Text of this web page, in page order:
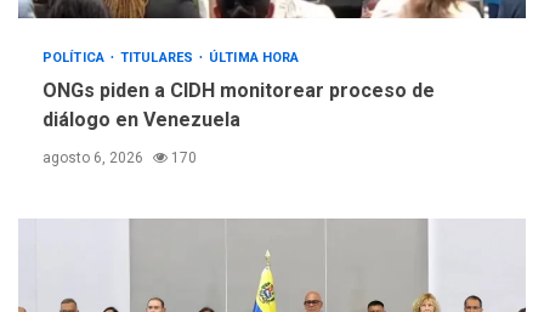
POLÍTICA TITULARES ÚLTIMA HORA
ONGs piden a CIDH monitorear proceso de
diálogo en Venezuela
agosto 6, 2026 170